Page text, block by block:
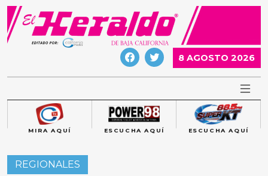
Skip
content
8 AGOSTO 2026
MIRA AQUÍ ESCUCHA AQUÍ ESCUCHA AQUÍ
REGIONALES